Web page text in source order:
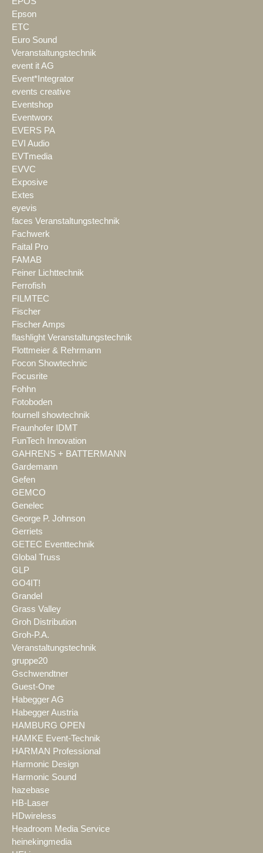
Epson
ETC
Euro Sound
Veranstaltungstechnik
event it AG
Event*Integrator
events creative
Eventshop
Eventworx
EVERS PA
EVI Audio
EVTmedia
EVVC
Exposive
Extes
eyevis
faces Veranstaltungstechnik
Fachwerk
Faital Pro
FAMAB
Feiner Lichttechnik
Ferrofish
FILMTEC
Fischer
Fischer Amps
flashlight Veranstaltungstechnik
Flottmeier & Rehrmann
Focon Showtechnic
Focusrite
Fohhn
Fotoboden
fournell showtechnik
Fraunhofer IDMT
FunTech Innovation
GAHRENS + BATTERMANN
Gardemann
Gefen
GEMCO
Genelec
George P. Johnson
Gerriets
GETEC Eventtechnik
Global Truss
GLP
GO4IT!
Grandel
Grass Valley
Groh Distribution
Groh-P.A.
Veranstaltungstechnik
gruppe20
Gschwendtner
Guest-One
Habegger AG
Habegger Austria
HAMBURG OPEN
HAMKE Event-Technik
HARMAN Professional
Harmonic Design
Harmonic Sound
hazebase
HB-Laser
HDwireless
Headroom Media Service
heinekingmedia